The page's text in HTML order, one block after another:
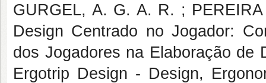
GURGEL, A. G. A. R. ;
Design Centrado no Jogador:
dos Jogadores na Elaboração de
Ergotrip Design - Design,